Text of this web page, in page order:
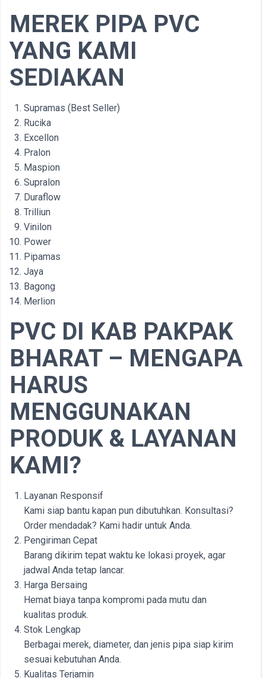
MEREK PIPA PVC
YANG KAMI
SEDIAKAN
Supramas (Best Seller)
Rucika
Excellon
Pralon
Maspion
Supralon
Duraflow
Trilliun
Vinilon
Power
Pipamas
Jaya
Bagong
Merlion
PVC DI KAB PAKPAK
BHARAT – MENGAPA
HARUS
MENGGUNAKAN
PRODUK & LAYANAN
KAMI?
Layanan Responsif
Kami siap bantu kapan pun dibutuhkan. Konsultasi?
Order mendadak? Kami hadir untuk Anda.
Pengiriman Cepat
Barang dikirim tepat waktu ke lokasi proyek, agar
jadwal Anda tetap lancar.
Harga Bersaing
Hemat biaya tanpa kompromi pada mutu dan
kualitas produk.
Stok Lengkap
Berbagai merek, diameter, dan jenis pipa siap kirim
sesuai kebutuhan Anda.
Kualitas Terjamin